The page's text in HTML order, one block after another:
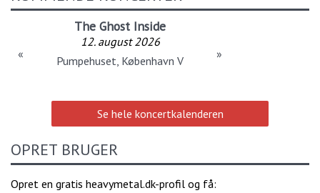
The Ghost Inside
12. august 2026
Pumpehuset, København V
« »
Se hele koncertkalenderen
OPRET BRUGER
Opret en gratis heavymetal.dk-profil og få: